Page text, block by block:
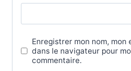
Enregistrer mon nom, mon
dans le navigateur pour
commentaire.